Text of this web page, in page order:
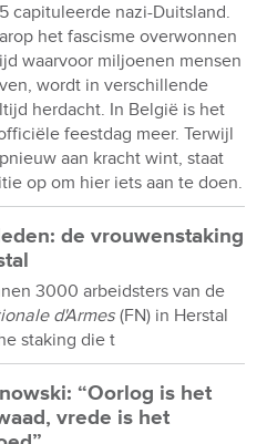
capituleerde nazi-Duitsland.
het fascisme overwonnen
waarvoor miljoenen mensen
wordt in verschillende
herdacht. In België is het
feestdag meer. Terwijl
aan kracht wint, staat
op om hier iets aan te doen.
de vrouwenstaking
3000 arbeidsters van de
d'Armes(FN) in Herstal
staking die t
“Oorlog is het
vrede is het